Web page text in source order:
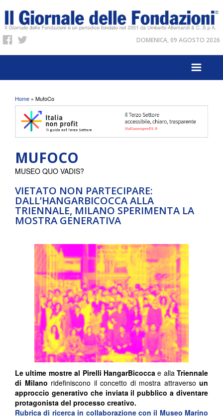
DOMENICA, 09 AGOSTO 2026
Tu sei qui
Home » MufoCo
MUFOCO
VIETATO NON PARTECIPARE:
DALL’HANGARBICOCCA ALLA
TRIENNALE, MILANO SPERIMENTA LA
MOSTRA GENERATIVA
MUSEO QUO VADIS?
Le ultime mostre al Pirelli HangarBicoccae alla Triennale
di Milano ridefiniscono il concetto di mostra attraverso un
approccio generativo che inviata il pubblico a diventare
protagonista del processo creativo.
Rubrica di ricerca in collaborazione con il Museo Marino